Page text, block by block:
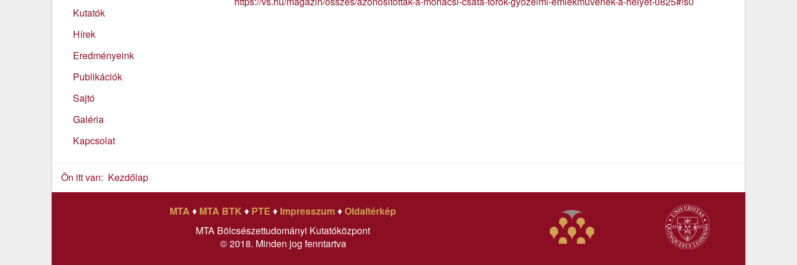
Kutatók
Hírek
Eredményeink
Publikációk
Sajtó
Galéria
Kapcsolat
Ön itt van: Kezdőlap
MTA ♦ MTA BTK ♦ PTE ♦ Impresszum♦Oldaltérkép
MTA Bölcsészettudományi Kutatóközpont
© 2018. Minden jog fenntartva